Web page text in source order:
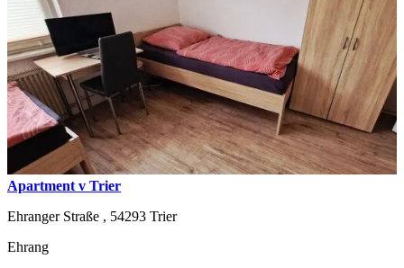
Apartment v Trier
Ehranger Straße , 54293 Trier
Ehrang